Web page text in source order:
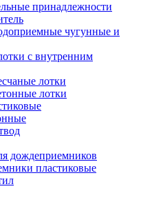
принадлежности
чугунные и
с внутренним
лотки
лотки
дождеприемников
пластиковые